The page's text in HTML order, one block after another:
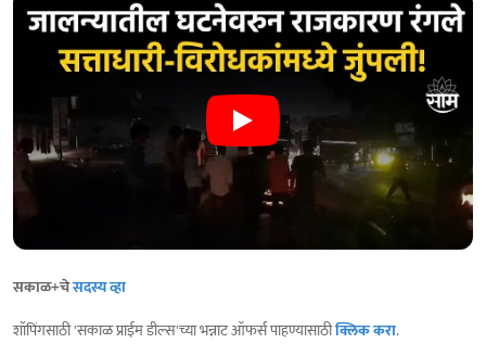
सकाळ+चेसदस्य व्हा
शॉपिंगसाठी 'सकाळ प्राईम डील्स'च्या भन्नाट ऑफर्स पाहण्यासाठीक्लिक करा.